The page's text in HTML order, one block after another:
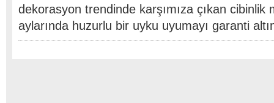
dekorasyon trendinde karşımıza çıkan cibinlik
aylarında huzurlu bir uyku uyumayı garanti